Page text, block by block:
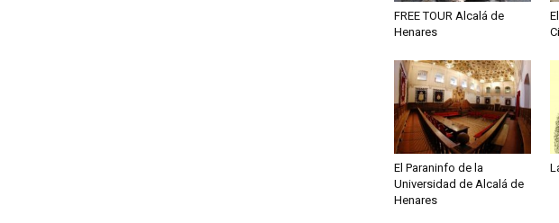
FREE TOUR Alcalá de
Henares
El Paraninfo de la
Universidad de Alcalá de
Henares